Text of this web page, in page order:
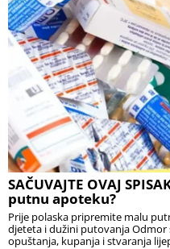
SAČUVAJTE OVAJ
putnu apoteku?
Prije polaska pripremite malu
djeteta i dužini putovanja
opuštanja, kupanja i stvaranja